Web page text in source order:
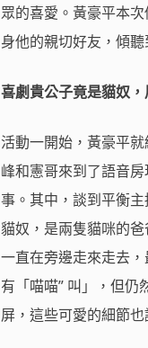
眾的喜愛。黃豪平本
身他的親切好友，傾
喜劇貴公子竟是貓奴
活動一開始，黃豪平
峰和憲哥來到了語音
事。其中，談到平衡
貓奴，是兩隻貓咪的
一直在旁邊走來走去
有「喵喵” 叫」，但
屏，這些可愛的細節